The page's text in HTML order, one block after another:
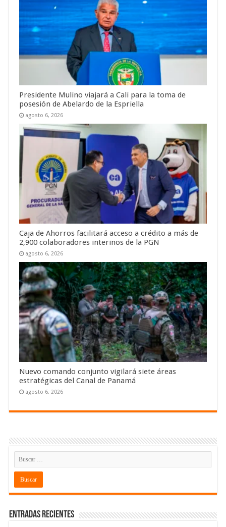
Presidente Mulino viajará a Cali para la toma de
posesión de Abelardo de la Espriella
agosto 6, 2026
Caja de Ahorros facilitará acceso a crédito a más de
2,900 colaboradores interinos de la PGN
agosto 6, 2026
Nuevo comando conjunto vigilará siete áreas
estratégicas del Canal de Panamá
agosto 6, 2026
Entradas recientes